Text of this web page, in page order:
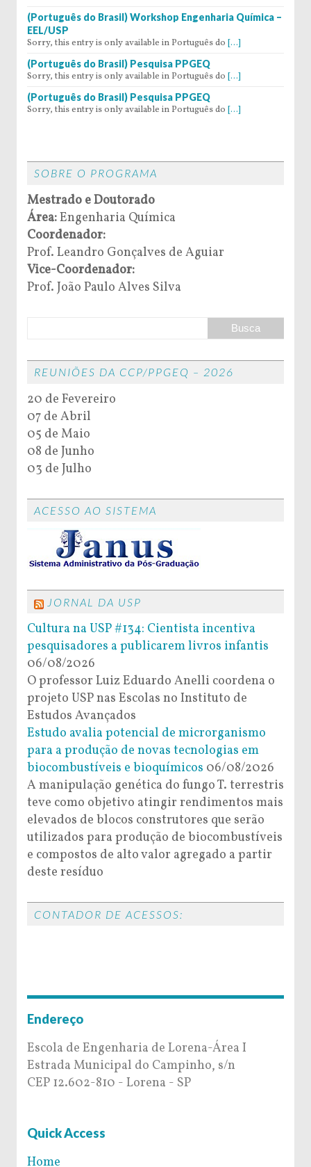
(Português do Brasil) Workshop Engenharia Química –
EEL/USP
Sorry, this entry is only available in Português do [...]
(Português do Brasil) Pesquisa PPGEQ
Sorry, this entry is only available in Português do [...]
(Português do Brasil) Pesquisa PPGEQ
Sorry, this entry is only available in Português do [...]
SOBRE O PROGRAMA
Mestrado e Doutorado
Área:Engenharia Química
Coordenador:
Prof. Leandro Gonçalves de Aguiar
Vice-Coordenador:
Prof. João Paulo Alves Silva
REUNIÕES DA CCP/PPGEQ – 2026
20 de Fevereiro
07 de Abril
05 de Maio
08 de Junho
03 de Julho
ACESSO AO SISTEMA
JORNAL DA USP
Cultura na USP #134: Cientista incentiva
pesquisadores a publicarem livros infantis
06/08/2026
O professor Luiz Eduardo Anelli coordena o
projeto USP nas Escolas no Instituto de
Estudos Avançados
Estudo avalia potencial de microrganismo
para a produção de novas tecnologias em
biocombustíveis e bioquímicos 06/08/2026
A manipulação genética do fungo T. terrestris
teve como objetivo atingir rendimentos mais
elevados de blocos construtores que serão
utilizados para produção de biocombustíveis
e compostos de alto valor agregado a partir
deste resíduo
CONTADOR DE ACESSOS:
Endereço
Escola de Engenharia de Lorena-Área I
Estrada Municipal do Campinho, s/n
CEP 12.602-810 - Lorena - SP
Quick Access
Home